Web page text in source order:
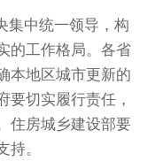
集中统一领导，构
的工作格局。各省
本地区城市更新的
要切实履行责任，
住房城乡建设部要
持。